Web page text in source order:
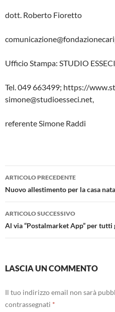
dott. Roberto Fioretto
Ufficio Stampa: STUDIO
Tel. 049 663499; https://
simone@studioesseci.net,
referente Simone Raddi
Navigazione
articolo
ARTICOLO PRECEDENTE
Nuovo allestimento per la casa
ARTICOLO SUCCESSIVO
Al via “Postalmarket App” per
LASCIA UN COMMENTO
Il tuo indirizzo email non sarà
contrassegnati *